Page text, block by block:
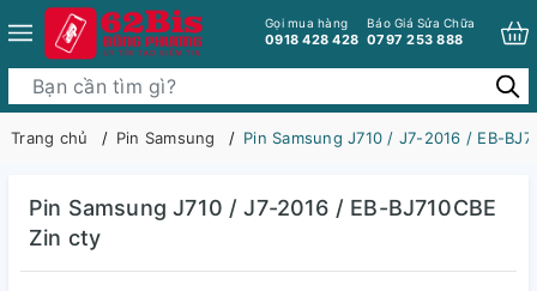
Gọi mua hàng
0918 428 428
Báo Giá Sửa Chữa
0797 253 888
Trang chủ Pin Samsung Pin Samsung J710 / J7-2016 / EB-
Pin Samsung J710 / J7-2016 / EB-BJ710CBE
Zin cty